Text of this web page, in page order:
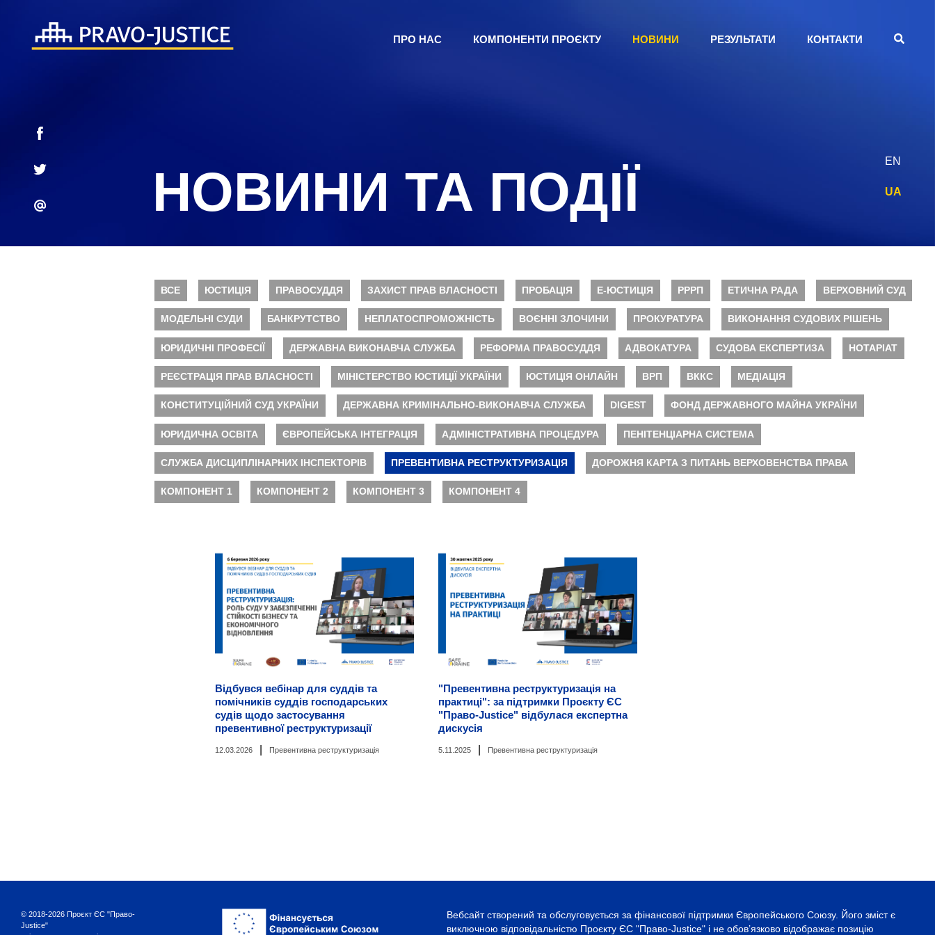
ПРО НАС КОМПОНЕНТИ ПРОЄКТУ НОВИНИ РЕЗУЛЬТАТИ КОНТАКТИ
EN
UA
НОВИНИ ТА ПОДІЇ
ВСЕ ЮСТИЦІЯ ПРАВОСУДДЯ ЗАХИСТ ПРАВ ВЛАСНОСТІ ПРОБАЦІЯ Е-ЮСТИЦІЯ РРРП ЕТИЧНА РАДА ВЕРХОВНИЙ СУД
МОДЕЛЬНІ СУДИ БАНКРУТСТВО НЕПЛАТОСПРОМОЖНІСТЬ ВОЄННІ ЗЛОЧИНИ ПРОКУРАТУРА ВИКОНАННЯ СУДОВИХ РІШЕНЬ
ЮРИДИЧНІ ПРОФЕСІЇ ДЕРЖАВНА ВИКОНАВЧА СЛУЖБА РЕФОРМА ПРАВОСУДДЯ АДВОКАТУРА СУДОВА ЕКСПЕРТИЗА НОТАРІАТ
РЕЄСТРАЦІЯ ПРАВ ВЛАСНОСТІ МІНІСТЕРСТВО ЮСТИЦІЇ УКРАЇНИ ЮСТИЦІЯ ОНЛАЙН ВРП ВККС МЕДІАЦІЯ
КОНСТИТУЦІЙНИЙ СУД УКРАЇНИ ДЕРЖАВНА КРИМІНАЛЬНО-ВИКОНАВЧА СЛУЖБА DIGEST ФОНД ДЕРЖАВНОГО МАЙНА УКРАЇНИ
ЮРИДИЧНА ОСВІТА ЄВРОПЕЙСЬКА ІНТЕГРАЦІЯ АДМІНІСТРАТИВНА ПРОЦЕДУРА ПЕНІТЕНЦІАРНА СИСТЕМА
СЛУЖБА ДИСЦИПЛІНАРНИХ ІНСПЕКТОРІВ ПРЕВЕНТИВНА РЕСТРУКТУРИЗАЦІЯ ДОРОЖНЯ КАРТА З ПИТАНЬ ВЕРХОВЕНСТВА ПРАВА
КОМПОНЕНТ 1 КОМПОНЕНТ 2 КОМПОНЕНТ 3 КОМПОНЕНТ 4
Відбувся вебінар для суддів та
помічників суддів господарських
судів щодо застосування
превентивної реструктуризації
12.03.2026 Превентивна реструктуризація
"Превентивна реструктуризація на
практиці": за підтримки Проєкту ЄС
"Право-Justice" відбулася експертна
дискусія
5.11.2025 Превентивна реструктуризація
Вебсайт створений та обслуговується за фінансової підтримки Європейського Союзу. Його зміст є
виключною відповідальністю Проєкту ЄС "Право-Justice" і не обов’язково відображає позицію
© 2018-2026 Проєкт ЄС "Право-
Justice"